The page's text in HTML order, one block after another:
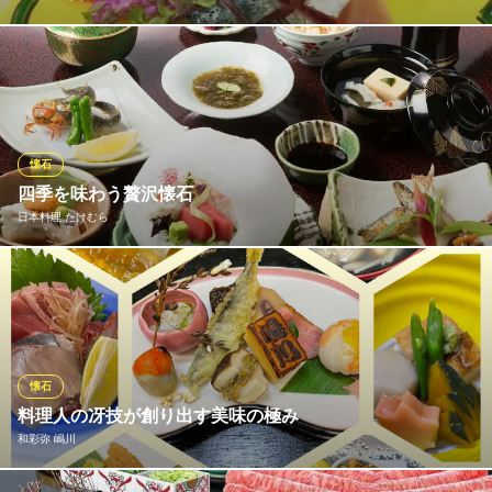
彩りに、かおりに、味わいに、季節の風情が上品に漂う、割烹も
ち月の懐石、鍋物、一品料理の数々。静かなお座敷の中で、和や
かなひとときをゆっくりとご堪能ください。
日本料理 もち月 一味庵
日本料理
阪堺線宿院駅 徒歩1分
大阪府堺市堺区大町東1-2-3
四季を味わう贅沢懐石
日本料理 たけむら
懐石
全国各地から、その時季に最も美味しい食材を厳選し、素材本来
の旨みを最大限に引き出す調理を心がけています。季節の移ろい
を器や香り、味わいとともに五感で感じていただけるよう、一皿
一皿に心を込めてご提供いたします。
日本料理 たけむら
料亭・懐石料理・和食
南海本線堺駅 徒歩8分
大阪府堺市堺区大町東1-2-4
料理人の冴技が創り出す美味の極み
和彩弥 嶋川
懐石